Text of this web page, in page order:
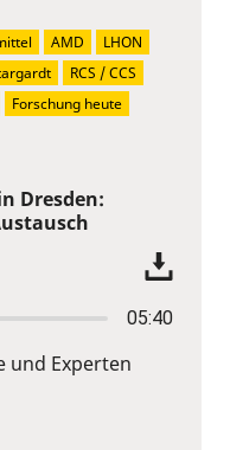
Dresden:
05:40
und Experten
AMD
LHON
RCS / CCS
Forschung heute